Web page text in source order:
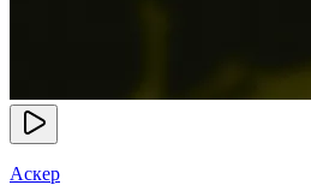
Аскер